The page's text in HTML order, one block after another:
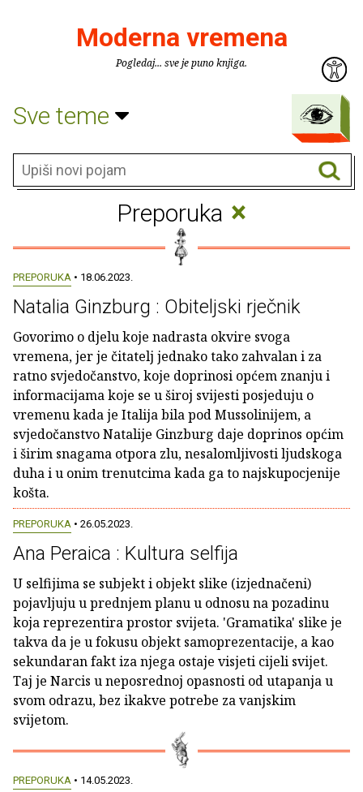
Moderna vremena
Pogledaj... sve je puno knjiga.
Sve teme
Preporuka ×
PREPORUKA • 18.06.2023.
Natalia Ginzburg : Obiteljski rječnik
Govorimo o djelu koje nadrasta okvire svoga
vremena, jer je čitatelj jednako tako zahvalan i za
ratno svjedočanstvo, koje doprinosi općem znanju i
informacijama koje se u široj svijesti posjeduju o
vremenu kada je Italija bila pod Mussolinijem, a
svjedočanstvo Natalije Ginzburg daje doprinos općim
i širim snagama otpora zlu, nesalomljivosti ljudskoga
duha i u onim trenutcima kada ga to najskupocjenije
košta.
PREPORUKA • 26.05.2023.
Ana Peraica : Kultura selfija
U selfijima se subjekt i objekt slike (izjednačeni)
pojavljuju u prednjem planu u odnosu na pozadinu
koja reprezentira prostor svijeta. 'Gramatika' slike je
takva da je u fokusu objekt samoprezentacije, a kao
sekundaran fakt iza njega ostaje visjeti cijeli svijet.
Taj je Narcis u neposrednoj opasnosti od utapanja u
svom odrazu, bez ikakve potrebe za vanjskim
svijetom.
PREPORUKA • 14.05.2023.